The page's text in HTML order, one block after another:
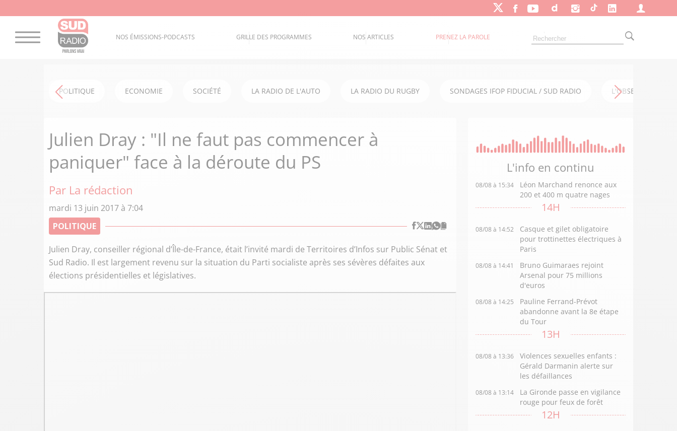
NOS ÉMISSIONS-PODCASTS GRILLE DES PROGRAMMES NOS ARTICLES PRENEZ LA PAROLE
POLITIQUE ECONOMIE SOCIÉTÉ LA RADIO DE L'AUTO LA RADIO DU RUGBY SONDAGES IFOP FIDUCIAL / SUD RADIO L'OBSERVATOIRE
Julien Dray : "Il ne faut pas commencer à
paniquer" face à la déroute du PS
Par La rédaction
mardi 13 juin 2017 à 7:04
POLITIQUE
Julien Dray, conseiller régional d’Île-de-France, était l’invité mardi de Territoires d’Infos sur Public Sénat et
Sud Radio. Il est largement revenu sur la situation du Parti socialiste après ses sévères défaites aux
élections présidentielles et législatives.
L'info en continu
08/08 à 15:34
Léon Marchand renonce aux
200 et 400 m quatre nages
14H
08/08 à 14:52
Casque et gilet obligatoire
pour trottinettes électriques à
Paris
08/08 à 14:41
Bruno Guimaraes rejoint
Arsenal pour 75 millions
d'euros
08/08 à 14:25
Pauline Ferrand-Prévot
abandonne avant la 8e étape
du Tour
13H
08/08 à 13:36
Violences sexuelles enfants :
Gérald Darmanin alerte sur
les défaillances
08/08 à 13:14
La Gironde passe en vigilance
rouge pour feux de forêt
12H